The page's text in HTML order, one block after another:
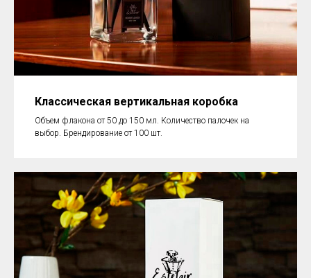
Классическая вертикальная коробка
Объем флакона от 50 до 150 мл. Количество палочек на
выбор. Брендирование от 100 шт.